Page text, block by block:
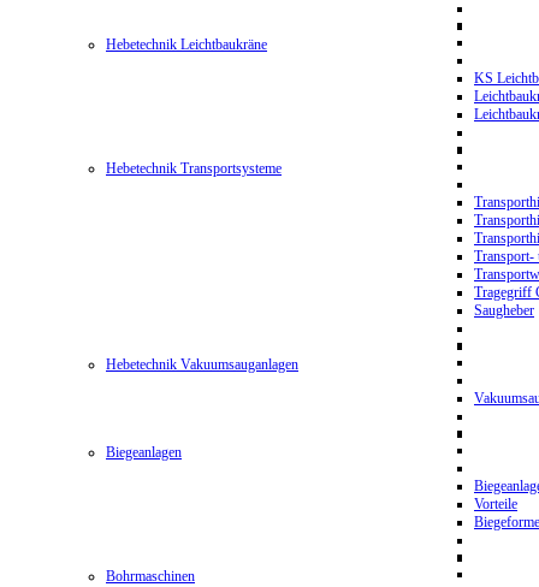
Hebetechnik Leichtbaukräne
KS
Hebetechnik Transportsysteme
Transport-
Tragegriff
Saugheber
Hebetechnik Vakuumsauganlagen
Biegeanlagen
Vorteile
Bohrmaschinen